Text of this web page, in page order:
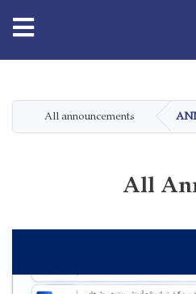
دانګل
All announcements
All